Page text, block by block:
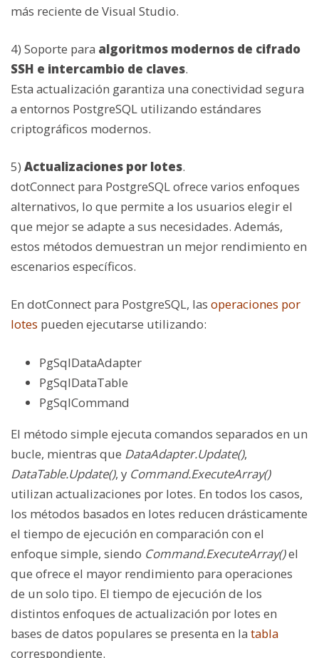
más reciente de Visual Studio.
4) Soporte para algoritmos modernos de cifrado
SSH e intercambio de claves.
Esta actualización garantiza una conectividad segura
a entornos PostgreSQL utilizando estándares
criptográficos modernos.
5) Actualizaciones por lotes.
dotConnect para PostgreSQL ofrece varios enfoques
alternativos, lo que permite a los usuarios elegir el
que mejor se adapte a sus necesidades. Además,
estos métodos demuestran un mejor rendimiento en
escenarios específicos.
En dotConnect para PostgreSQL, las operaciones por
lotes pueden ejecutarse utilizando:
PgSqlDataAdapter
PgSqlDataTable
PgSqlCommand
El método simple ejecuta comandos separados en un
bucle, mientras que DataAdapter.Update(),
DataTable.Update(), y Command.ExecuteArray()
utilizan actualizaciones por lotes. En todos los casos,
los métodos basados en lotes reducen drásticamente
el tiempo de ejecución en comparación con el
enfoque simple, siendo Command.ExecuteArray()el
que ofrece el mayor rendimiento para operaciones
de un solo tipo. El tiempo de ejecución de los
distintos enfoques de actualización por lotes en
bases de datos populares se presenta en la tabla
correspondiente.